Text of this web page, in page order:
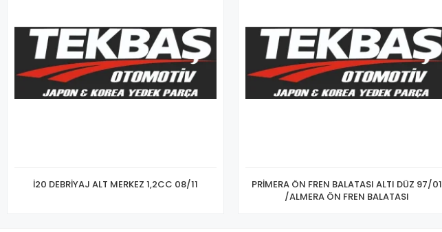
İ20 DEBRİYAJ ALT MERKEZ 1,2CC 08/11
PRİMERA ÖN FREN BALATASI ALTI DÜZ 97/01
/ALMERA ÖN FREN BALATASI